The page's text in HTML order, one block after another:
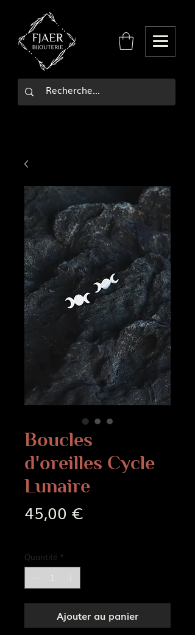
Boucles
d'oreilles Cycle
Lunaire
45,00 €
Quantité *
Ajouter au panier